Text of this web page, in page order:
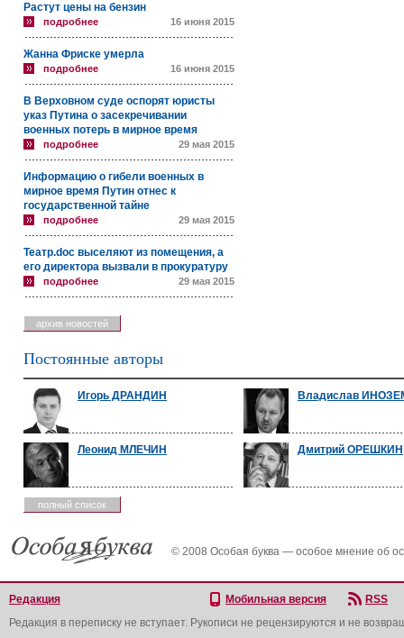
Растут цены на бензин
подробнее 16 июня 2015
Жанна Фриске умерла
подробнее 16 июня 2015
В Верховном суде оспорят юристы
указ Путина о засекречивании
военных потерь в мирное время
подробнее 29 мая 2015
Информацию о гибели военных в
мирное время Путин отнес к
государственной тайне
подробнее 29 мая 2015
Театр.doc выселяют из помещения, а
его директора вызвали в прокуратуру
подробнее 29 мая 2015
архив новостей
Постоянные авторы
Игорь ДРАНДИН Владислав
Леонид МЛЕЧИН Дмитрий ОРЕШКИН
полный список
© 2008 Особая буква — особое мнение об
Редакция Мобильная версия
RSS
Редакция в переписку не вступает. Рукописи не рецензируются и не